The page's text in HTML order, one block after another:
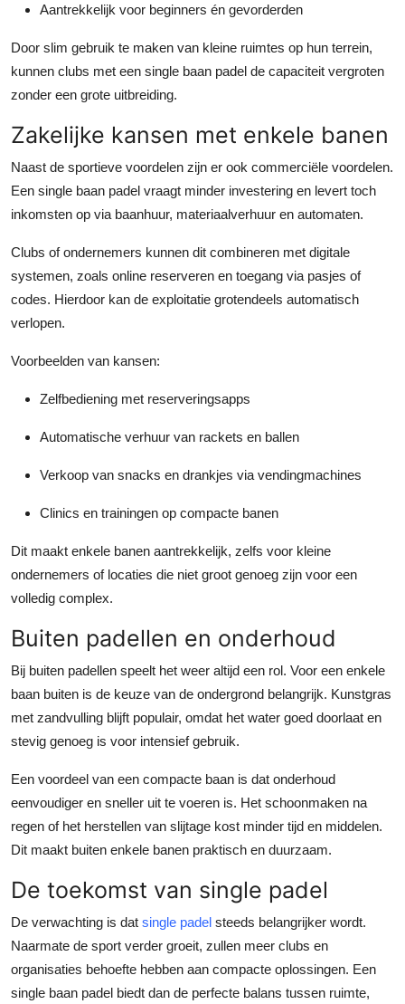
Aantrekkelijk voor beginners én gevorderden
Door slim gebruik te maken van kleine ruimtes op hun terrein,
kunnen clubs met een single baan padel de capaciteit vergroten
zonder een grote uitbreiding.
Zakelijke kansen met enkele banen
Naast de sportieve voordelen zijn er ook commerciële voordelen.
Een single baan padel vraagt minder investering en levert toch
inkomsten op via baanhuur, materiaalverhuur en automaten.
Clubs of ondernemers kunnen dit combineren met digitale
systemen, zoals online reserveren en toegang via pasjes of
codes. Hierdoor kan de exploitatie grotendeels automatisch
verlopen.
Voorbeelden van kansen:
Zelfbediening met reserveringsapps
Automatische verhuur van rackets en ballen
Verkoop van snacks en drankjes via vendingmachines
Clinics en trainingen op compacte banen
Dit maakt enkele banen aantrekkelijk, zelfs voor kleine
ondernemers of locaties die niet groot genoeg zijn voor een
volledig complex.
Buiten padellen en onderhoud
Bij buiten padellen speelt het weer altijd een rol. Voor een enkele
baan buiten is de keuze van de ondergrond belangrijk. Kunstgras
met zandvulling blijft populair, omdat het water goed doorlaat en
stevig genoeg is voor intensief gebruik.
Een voordeel van een compacte baan is dat onderhoud
eenvoudiger en sneller uit te voeren is. Het schoonmaken na
regen of het herstellen van slijtage kost minder tijd en middelen.
Dit maakt buiten enkele banen praktisch en duurzaam.
De toekomst van single padel
De verwachting is dat single padel steeds belangrijker wordt.
Naarmate de sport verder groeit, zullen meer clubs en
organisaties behoefte hebben aan compacte oplossingen. Een
single baan padel biedt dan de perfecte balans tussen ruimte,